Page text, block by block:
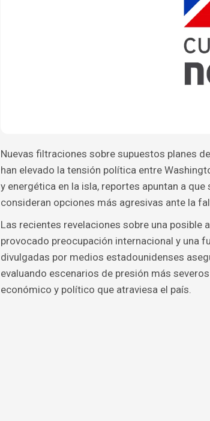
Nuevas filtraciones sobre supuestos planes
han elevado la tensión política entre
y energética en la isla, reportes apuntan a
consideran opciones más agresivas ante la
Las recientes revelaciones sobre una posible
provocado preocupación internacional y una
divulgadas por medios estadounidenses
evaluando escenarios de presión más
económico y político que atraviesa el país.